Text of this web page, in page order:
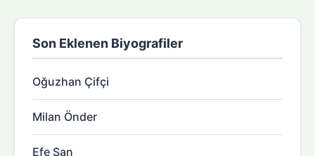
Son Eklenen Biyografiler
Oğuzhan Çifçi
Milan Önder
Efe Şan